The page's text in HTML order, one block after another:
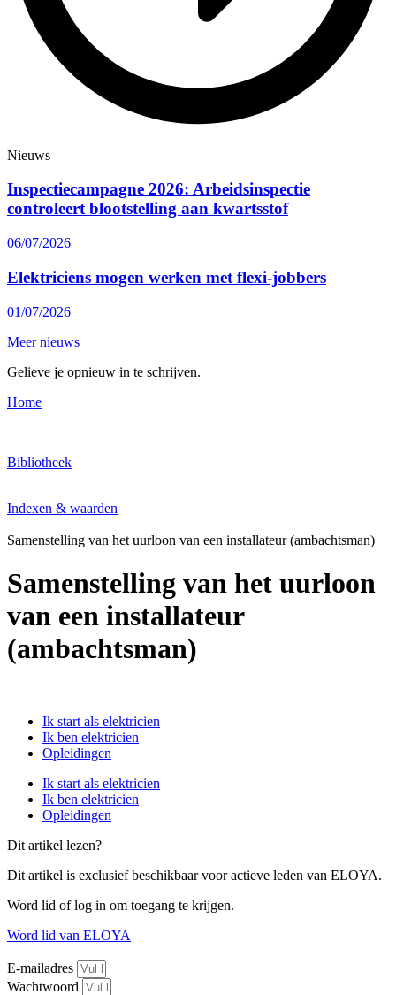
Nieuws
Inspectiecampagne 2026: Arbeidsinspectie
controleert blootstelling aan kwartsstof
06/07/2026
Elektriciens mogen werken met flexi-jobbers
01/07/2026
Meer nieuws
Gelieve je opnieuw in te schrijven.
Home
Bibliotheek
Indexen & waarden
Samenstelling van het uurloon van een installateur (ambachtsman)
Samenstelling van het uurloon
van een installateur
(ambachtsman)
Ik start als elektricien
Ik ben elektricien
Opleidingen
Ik start als elektricien
Ik ben elektricien
Opleidingen
Dit artikel lezen?
Dit artikel is exclusief beschikbaar voor actieve leden van ELOYA.
Word lid of log in om toegang te krijgen.
Word lid van ELOYA
E-mailadres
Wachtwoord